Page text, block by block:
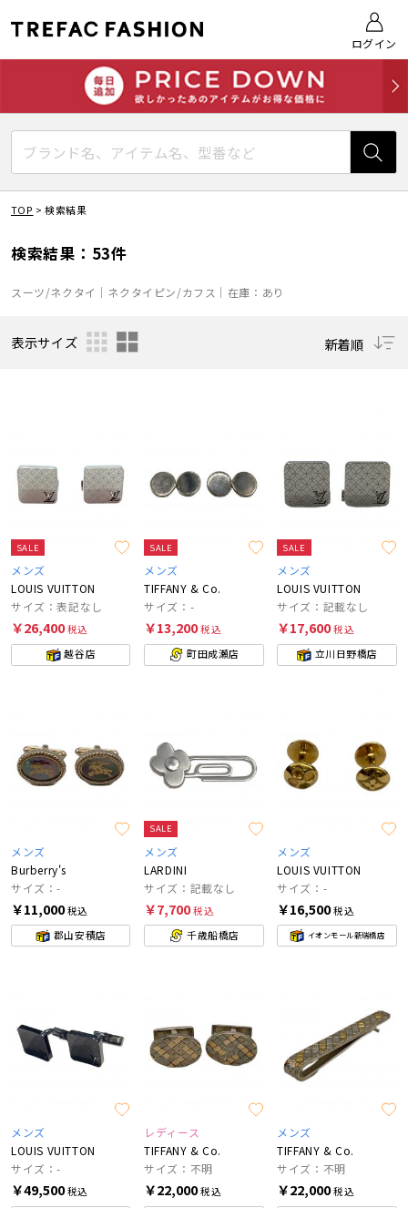
ログイン
TOP >検索結果
検索結果：53件
スーツ/ネクタイ｜ネクタイピン/カフス｜在庫：あり
表示サイズ 新着順
SALE
メンズ
LOUIS VUITTON
サイズ：表記なし
￥26,400税込
越谷店
SALE
メンズ
TIFFANY & Co.
サイズ：-
￥13,200税込
町田成瀬店
SALE
メンズ
LOUIS VUITTON
サイズ：記載なし
￥17,600税込
立川日野橋店
メンズ
Burberry's
サイズ：-
￥11,000税込
郡山安積店
SALE
メンズ
LARDINI
サイズ：記載なし
￥7,700税込
千歳船橋店
メンズ
LOUIS VUITTON
サイズ：-
￥16,500税込
イオンモール新瑞橋店
メンズ
LOUIS VUITTON
サイズ：-
￥49,500税込
レディース
TIFFANY & Co.
サイズ：不明
￥22,000税込
メンズ
TIFFANY & Co.
サイズ：不明
￥22,000税込